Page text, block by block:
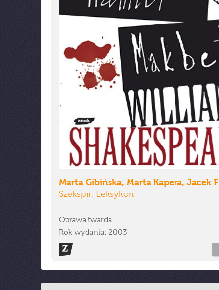
Marta Gibińska, Marta Kapera, Jacek
Szekspir. Leksykon
Oprawa twarda
Rok wydania: 2003